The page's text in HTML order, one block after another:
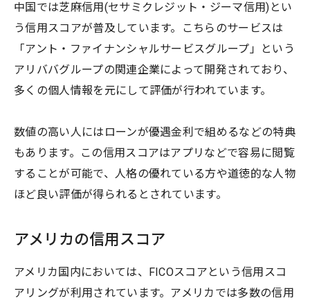
中国では芝麻信用(セサミクレジット・ジーマ信用)とい
う信用スコアが普及しています。こちらのサービスは
「アント・ファイナンシャルサービスグループ」という
アリババグループの関連企業によって開発されており、
多くの個人情報を元にして評価が行われています。
数値の高い人にはローンが優遇金利で組めるなどの特典
もあります。この信用スコアはアプリなどで容易に閲覧
することが可能で、人格の優れている方や道徳的な人物
ほど良い評価が得られるとされています。
アメリカの信用スコア
アメリカ国内においては、FICOスコアという信用スコ
アリングが利用されています。アメリカでは多数の信用